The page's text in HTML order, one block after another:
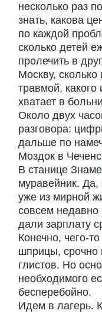
несколько раз
знать, какова
по каждой
сколько детей
пролечить в
Москву,
травмой,
хватает в
Около двух
разговора:
дальше по
Моздок в
В станице
муравейник. Да,
уже из мирной
совсем недавно
дали зарплату
Конечно, чего-
шприцы, срочно
глистов. Но
необходимого
бесперебойно.
Идем в лагерь.